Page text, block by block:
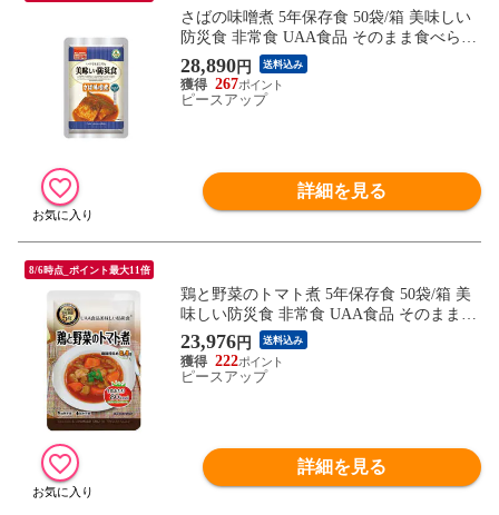
さばの味噌煮 5年保存食 50袋/箱 美味しい
防災食 非常食 UAA食品 そのまま食べられ
る長期常温保存食(備蓄品 おかず 非常食セ
ット 防災用品 企業 団体 地震 災害対策 帰
宅困難者対策）
28,890円 送料込み
267
ピースアップ
詳細を見る
8/6時点_ポイント最大11倍
鶏と野菜のトマト煮 5年保存食 50袋/箱 美
味しい防災食 非常食 UAA食品 そのまま食
べられる長期保存食(備蓄品 常温保存 おか
ず 非常食セット 防災用品 企業 団体 地震
23,976円 送料込み
222
ピースアップ
詳細を見る